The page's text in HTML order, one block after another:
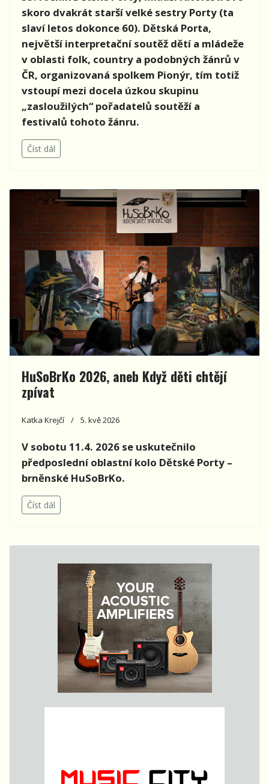
skoro dvakrát starší velké sestry Porty (ta
slaví letos dokonce 60). Dětská Porta,
největší interpretační soutěž dětí a mládeže
v oblasti folk, country a podobných žánrů v
ČR, organizovaná spolkem Pionýr, tím totiž
vstoupí mezi docela úzkou skupinu
„zasloužilých“ pořadatelů soutěží a
festivalů tohoto žánru.
Číst dál
HuSoBrKo 2026, aneb Když děti chtějí
zpívat
Katka Krejčí 5. kvě 2026
V sobotu 11.4. 2026 se uskutečnilo
předposlední oblastní kolo Dětské Porty –
brněnské HuSoBrKo.
Číst dál